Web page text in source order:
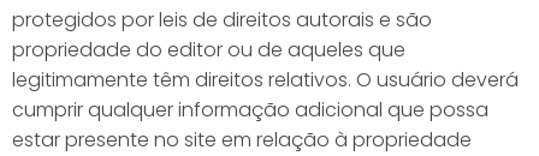
protegidos por leis de direitos autorais e são
propriedade do editor ou de aqueles que
legitimamente têm direitos relativos. O usuário deverá
cumprir qualquer informação adicional que possa
estar presente no site em relação à propriedade